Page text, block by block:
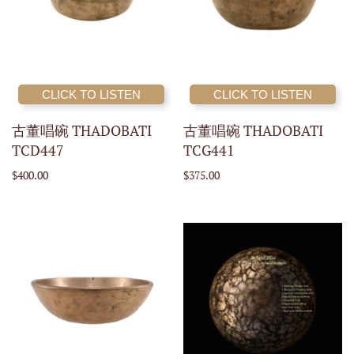
CLICK TO LISTEN
古董唱碗 THADOBATI
TCD447
$400.00
CLICK TO LISTEN
古董唱碗 THADOBATI
TCG441
$375.00